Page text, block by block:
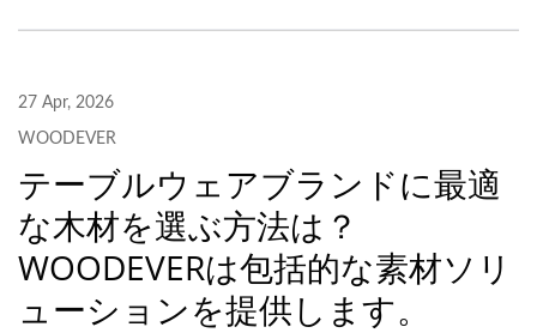
27 Apr, 2026
WOODEVER
テーブルウェアブランドに最適
な木材を選ぶ方法は？
WOODEVERは包括的な素材ソリ
ューションを提供します。